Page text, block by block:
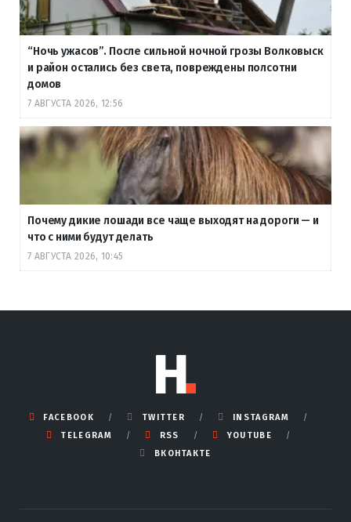
“Ночь ужасов”. После сильной ночной грозы Волковыск
и район остались без света, повреждены полсотни
домов
7 АВГУСТА 2026, 12:56
Почему дикие лошади все чаще выходят на дороги — и
что с ними будут делать
7 АВГУСТА 2026, 10:45
FACEBOOK TWITTER
INSTAGRAM
TELEGRAM
RSS
YOUTUBE
ВКОНТАКТЕ